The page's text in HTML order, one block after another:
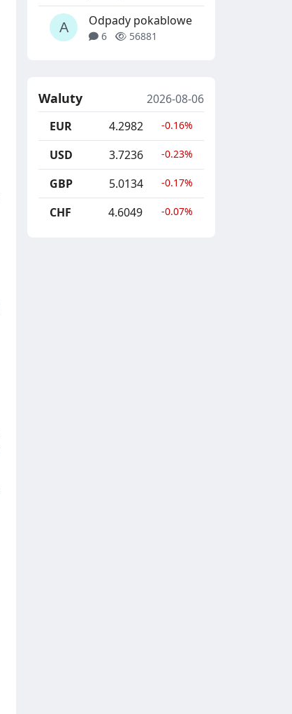
Odpady pokablowe
6 56881
Waluty
2026-08-06
EUR
4.2982 -0.16%
USD 3.7236 -0.23%
GBP 5.0134 -0.17%
CHF 4.6049 -0.07%